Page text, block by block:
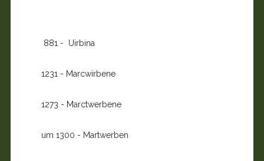
881 - Uirbina
1231 - Marcwirbene
1273 - Marctwerbene
um 1300 - Martwerben